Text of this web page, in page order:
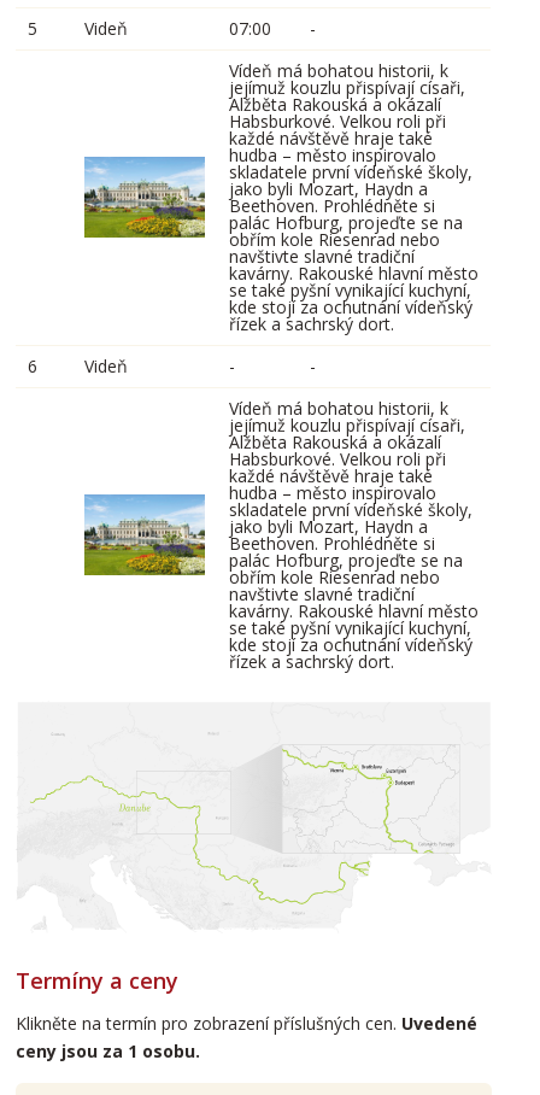
5
Videň 07:00
-
Vídeň má bohatou historii, k
jejímuž kouzlu přispívají císaři,
Alžběta Rakouská a okázalí
Habsburkové. Velkou roli při
každé návštěvě hraje také
hudba – město inspirovalo
skladatele první vídeňské školy,
jako byli Mozart, Haydn a
Beethoven. Prohlédněte si
palác Hofburg, projeďte se na
obřím kole Riesenrad nebo
navštivte slavné tradiční
kavárny. Rakouské hlavní město
se také pyšní vynikající kuchyní,
kde stojí za ochutnání vídeňský
řízek a sachrský dort.
6
Videň -
-
Vídeň má bohatou historii, k
jejímuž kouzlu přispívají císaři,
Alžběta Rakouská a okázalí
Habsburkové. Velkou roli při
každé návštěvě hraje také
hudba – město inspirovalo
skladatele první vídeňské školy,
jako byli Mozart, Haydn a
Beethoven. Prohlédněte si
palác Hofburg, projeďte se na
obřím kole Riesenrad nebo
navštivte slavné tradiční
kavárny. Rakouské hlavní město
se také pyšní vynikající kuchyní,
kde stojí za ochutnání vídeňský
řízek a sachrský dort.
Termíny a ceny
Klikněte na termín pro zobrazení příslušných cen. Uvedené
ceny jsou za 1 osobu.